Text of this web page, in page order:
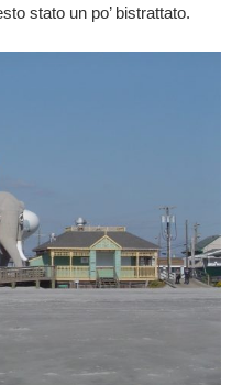
stato un po’ bistrattato.